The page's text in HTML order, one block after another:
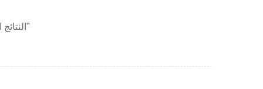
1 النتائج التي تم العثور عليها ل "جبل المسمار الأرضي للطاقة الشمسية الكهروضوئية"